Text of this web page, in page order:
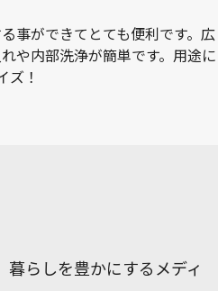
事ができてとても便利です。広
や内部洗浄が簡単です。用途に
ズ！
暮らしを豊かにするメディ